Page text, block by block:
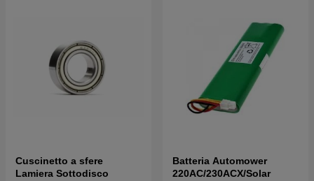
Cuscinetto a sfere
Lamiera Sottodisco
Batteria Automower
220AC/230ACX/Solar